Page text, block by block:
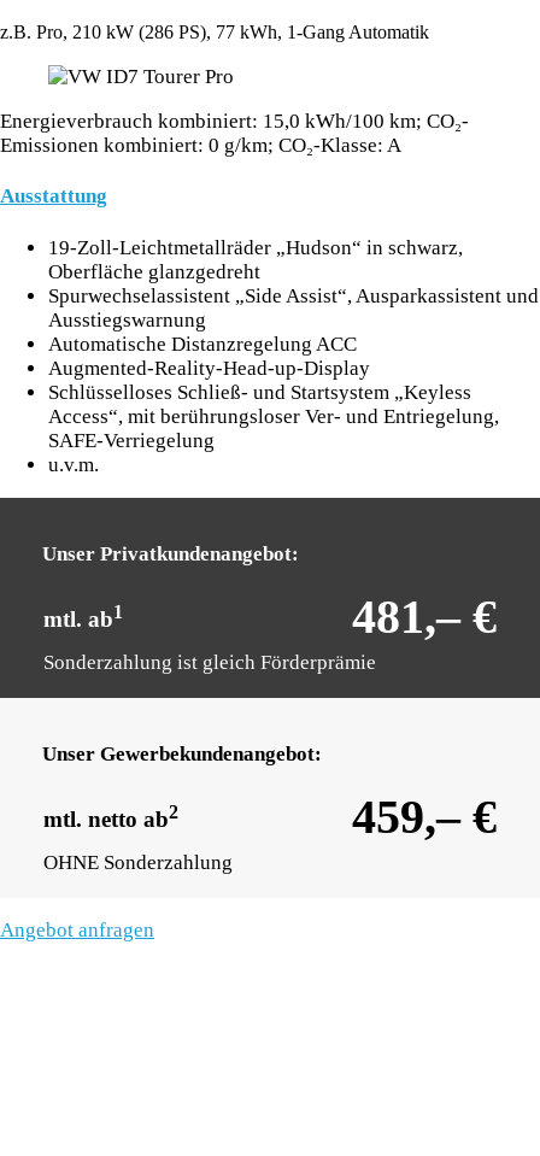
z.B. Pro, 210 kW (286 PS), 77 kWh, 1-Gang Automatik
Energieverbrauch kombiniert: 15,0 kWh/100 km; CO₂-
Emissionen kombiniert: 0 g/km; CO₂-Klasse: A
Ausstattung
19-Zoll-Leichtmetallräder „Hudson“ in schwarz,
Oberfläche glanzgedreht
Spurwechselassistent „Side Assist“, Ausparkassistent und
Ausstiegswarnung
Automatische Distanzregelung ACC
Augmented-Reality-Head-up-Display
Schlüsselloses Schließ- und Startsystem „Keyless
Access“, mit berührungsloser Ver- und Entriegelung,
SAFE-Verriegelung
u.v.m.
Unser Privatkundenangebot:
mtl. ab1 481,– €
Sonderzahlung ist gleich Förderprämie
Unser Gewerbekundenangebot:
mtl. netto ab2 459,– €
OHNE Sonderzahlung
Angebot anfragen